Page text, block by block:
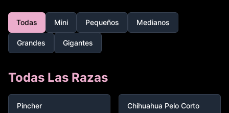
Todas Mini Pequeños Medianos
Grandes Gigantes
Todas Las Razas
Pincher Chihuahua Pelo Corto